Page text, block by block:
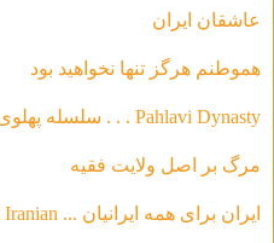
عاشقان ایران
هموطنم هرگز تنها نخواهید بود
Pahlavi Dynasty . . . سلسله‌ پهلوی
مرگ بر اصل ولایت فقیه
ایران برای همه ایرانیان ... I R A N 4 All Iranian